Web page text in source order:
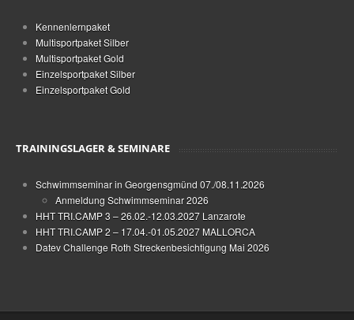
Kennenlernpaket
Multisportpaket Silber
Multisportpaket Gold
Einzelsportpaket Silber
Einzelsportpaket Gold
TRAININGSLAGER & SEMINARE
Schwimmseminar in Georgensgmünd 07./08.11.2026
Anmeldung Schwimmseminar 2026
HHT TRI.CAMP 3 – 26.02.-12.03.2027 Lanzarote
HHT TRI.CAMP 2 – 17.04.-01.05.2027 MALLORCA
Datev Challenge Roth Streckenbesichtigung Mai 2026